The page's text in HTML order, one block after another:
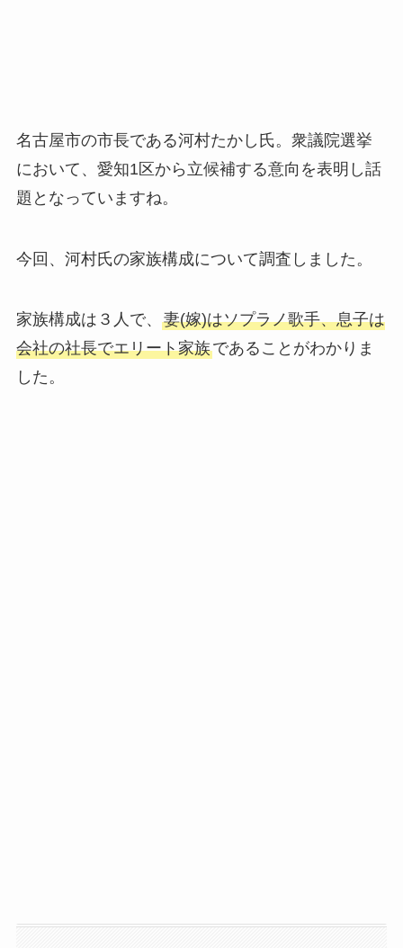
名古屋市の市長である河村たかし氏。衆議院選挙
において、愛知1区から立候補する意向を表明し話
題となっていますね。
今回、河村氏の家族構成について調査しました。
家族構成は３人で、 妻(嫁)はソプラノ歌手、息子は
会社の社長でエリート家族であることがわかりま
した。